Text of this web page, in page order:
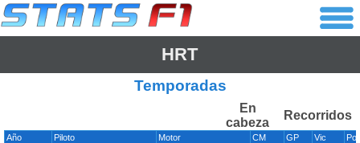
HRT
Temporadas
En
cabeza
Recorridos
Año Piloto Motor CM GP Vic